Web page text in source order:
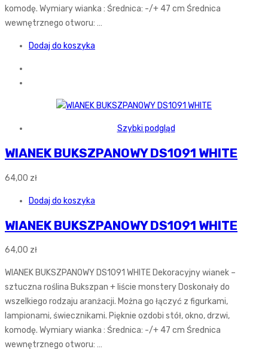
komodę. Wymiary wianka : Średnica: -/+ 47 cm Średnica
wewnętrznego otworu: …
Dodaj do koszyka
Szybki podgląd
WIANEK BUKSZPANOWY DS1091 WHITE
64,00 zł
Dodaj do koszyka
WIANEK BUKSZPANOWY DS1091 WHITE
64,00 zł
WIANEK BUKSZPANOWY DS1091 WHITE Dekoracyjny wianek –
sztuczna roślina Bukszpan + liście monstery Doskonały do
wszelkiego rodzaju aranżacji. Można go łączyć z figurkami,
lampionami, świecznikami. Pięknie ozdobi stół, okno, drzwi,
komodę. Wymiary wianka : Średnica: -/+ 47 cm Średnica
wewnętrznego otworu: …